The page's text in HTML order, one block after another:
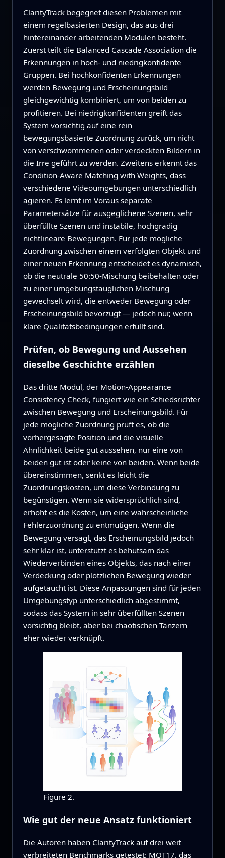
ClarityTrack begegnet diesen Problemen mit
einem regelbasierten Design, das aus drei
hintereinander arbeitenden Modulen besteht.
Zuerst teilt die Balanced Cascade Association die
Erkennungen in hoch- und niedrigkonfidente
Gruppen. Bei hochkonfidenten Erkennungen
werden Bewegung und Erscheinungsbild
gleichgewichtig kombiniert, um von beiden zu
profitieren. Bei niedrigkonfidenten greift das
System vorsichtig auf eine rein
bewegungsbasierte Zuordnung zurück, um nicht
von verschwommenen oder verdeckten Bildern in
die Irre geführt zu werden. Zweitens erkennt das
Condition-Aware Matching with Weights, dass
verschiedene Videoumgebungen unterschiedlich
agieren. Es lernt im Voraus separate
Parametersätze für ausgeglichene Szenen, sehr
überfüllte Szenen und instabile, hochgradig
nichtlineare Bewegungen. Für jede mögliche
Zuordnung zwischen einem verfolgten Objekt und
einer neuen Erkennung entscheidet es dynamisch,
ob die neutrale 50:50-Mischung beibehalten oder
zu einer umgebungstauglichen Mischung
gewechselt wird, die entweder Bewegung oder
Erscheinungsbild bevorzugt — jedoch nur, wenn
klare Qualitätsbedingungen erfüllt sind.
Prüfen, ob Bewegung und Aussehen
dieselbe Geschichte erzählen
Das dritte Modul, der Motion-Appearance
Consistency Check, fungiert wie ein Schiedsrichter
zwischen Bewegung und Erscheinungsbild. Für
jede mögliche Zuordnung prüft es, ob die
vorhergesagte Position und die visuelle
Ähnlichkeit beide gut aussehen, nur eine von
beiden gut ist oder keine von beiden. Wenn beide
übereinstimmen, senkt es leicht die
Zuordnungskosten, um diese Verbindung zu
begünstigen. Wenn sie widersprüchlich sind,
erhöht es die Kosten, um eine wahrscheinliche
Fehlerzuordnung zu entmutigen. Wenn die
Bewegung versagt, das Erscheinungsbild jedoch
sehr klar ist, unterstützt es behutsam das
Wiederverbinden eines Objekts, das nach einer
Verdeckung oder plötzlichen Bewegung wieder
aufgetaucht ist. Diese Anpassungen sind für jeden
Umgebungstyp unterschiedlich abgestimmt,
sodass das System in sehr überfüllten Szenen
vorsichtig bleibt, aber bei chaotischen Tänzern
eher wieder verknüpft.
Figure 2.
Wie gut der neue Ansatz funktioniert
Die Autoren haben ClarityTrack auf drei weit
verbreiteten Benchmarks getestet: MOT17, das